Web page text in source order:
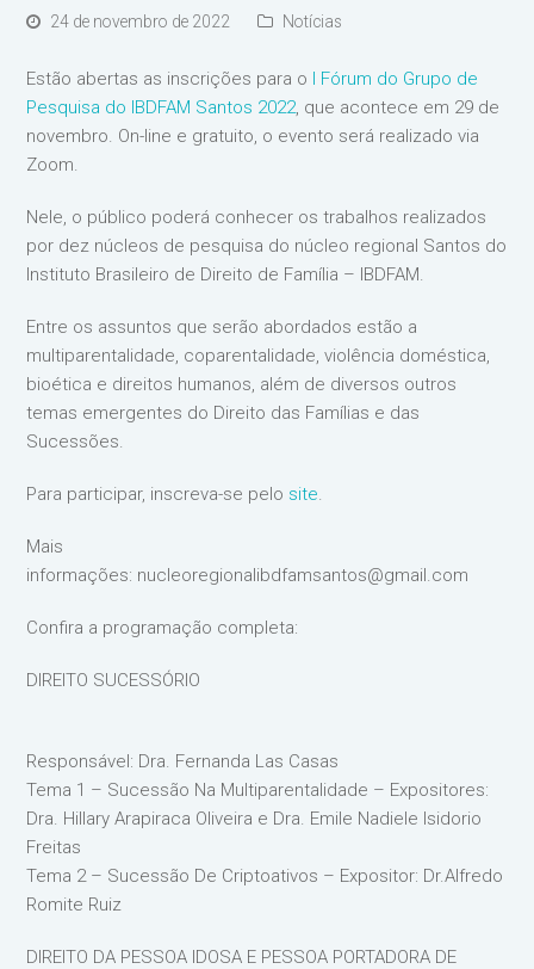
24 de novembro de 2022 Notícias
Estão abertas as inscrições para o I Fórum do Grupo de
Pesquisa do IBDFAM Santos 2022, que acontece em 29 de
novembro. On-line e gratuito, o evento será realizado via
Zoom.
Nele, o público poderá conhecer os trabalhos realizados
por dez núcleos de pesquisa do núcleo regional Santos do
Instituto Brasileiro de Direito de Família – IBDFAM.
Entre os assuntos que serão abordados estão a
multiparentalidade, coparentalidade, violência doméstica,
bioética e direitos humanos, além de diversos outros
temas emergentes do Direito das Famílias e das
Sucessões.
Para participar, inscreva-se pelo site.
Mais
informações: nucleoregionalibdfamsantos@gmail.com
Confira a programação completa:
DIREITO SUCESSÓRIO
Responsável: Dra. Fernanda Las Casas
Tema 1 – Sucessão Na Multiparentalidade – Expositores:
Dra. Hillary Arapiraca Oliveira e Dra. Emile Nadiele Isidorio
Freitas
Tema 2 – Sucessão De Criptoativos – Expositor: Dr.Alfredo
Romite Ruiz
DIREITO DA PESSOA IDOSA E PESSOA PORTADORA DE